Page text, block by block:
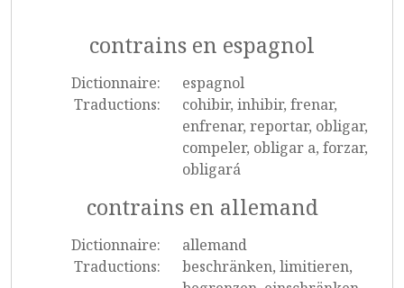
contrains en espagnol
Dictionnaire:
espagnol
Traductions:
cohibir, inhibir, frenar,
enfrenar, reportar, obligar,
compeler, obligar a, forzar,
obligará
contrains en allemand
Dictionnaire:
allemand
Traductions:
beschränken, limitieren,